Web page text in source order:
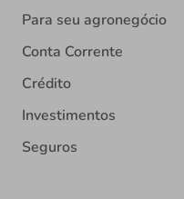
Para seu agronegócio
Conta Corrente
Crédito
Investimentos
Seguros